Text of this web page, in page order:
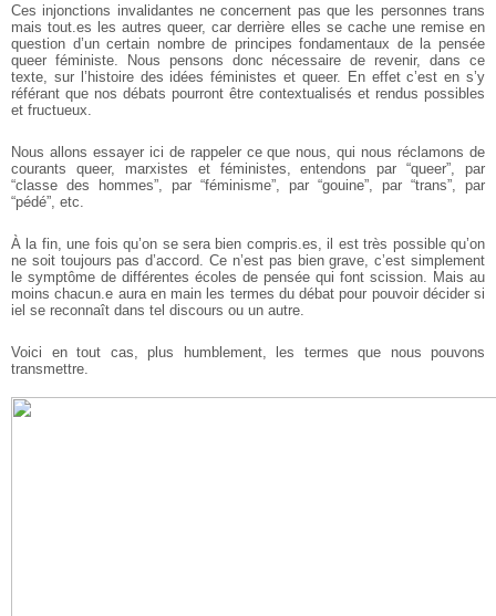
Ces injonctions invalidantes ne concernent pas que les personnes trans
mais tout.es les autres queer, car derrière elles se cache une remise en
question d’un certain nombre de principes fondamentaux de la pensée
queer féministe. Nous pensons donc nécessaire de revenir, dans ce
texte, sur l’histoire des idées féministes et queer. En effet c’est en s’y
référant que nos débats pourront être contextualisés et rendus possibles
et fructueux.
Nous allons essayer ici de rappeler ce que nous, qui nous réclamons de
courants queer, marxistes et féministes, entendons par “queer”, par
“classe des hommes”, par “féminisme”, par “gouine”, par “trans”, par
“pédé”, etc.
À la fin, une fois qu’on se sera bien compris.es, il est très possible qu’on
ne soit toujours pas d’accord. Ce n’est pas bien grave, c’est simplement
le symptôme de différentes écoles de pensée qui font scission. Mais au
moins chacun.e aura en main les termes du débat pour pouvoir décider si
iel se reconnaît dans tel discours ou un autre.
Voici en tout cas, plus humblement, les termes que nous pouvons
transmettre.